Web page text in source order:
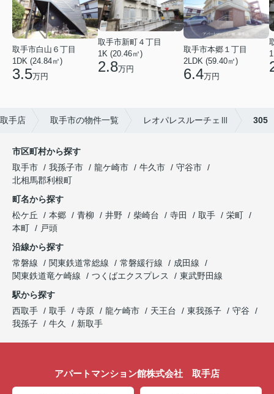
取手市白山６丁目
1DK (24.84㎡)
3.5万円
取手市新町４丁目
1K (20.46㎡)
2.8万円
取手市本郷１丁目
2LDK (59.40㎡)
6.4万円
手店 取手市の物件一覧 レオパレスルーチェⅢ 305
市区町村から探す
取手市
我孫子市 龍ケ崎市 牛久市
守谷市
北相馬郡利根町
町名から探す
松ケ丘
本郷 青柳 井野 柴崎台 寺田 取手
栄町
本町
戸頭
沿線から探す
常磐線
関東鉄道常総線 常磐緩行線
成田線
関東鉄道竜ケ崎線
つくばエクスプレス
東武野田線
駅から探す
西取手
取手 寺原 龍ケ崎市 天王台 東我孫子
守谷
我孫子
牛久 新取手
アパートマンション館株式会社 取手店